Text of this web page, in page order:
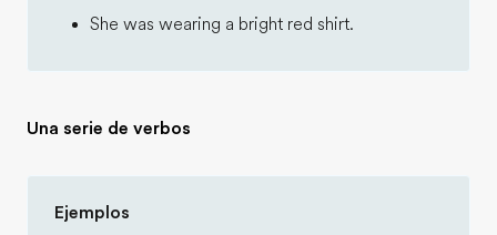
She was wearing a bright red shirt.
Una serie de verbos
Ejemplos